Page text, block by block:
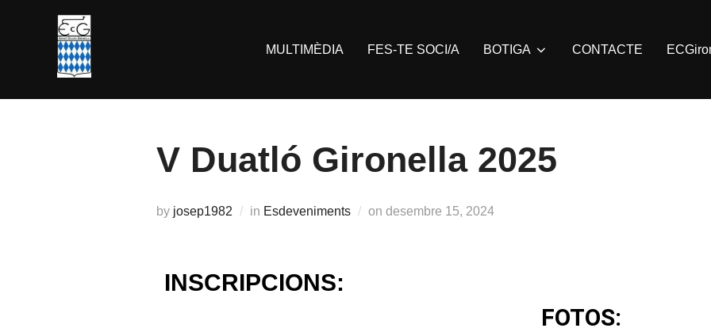
MULTIMÈDIA FES-TE SOCI/A BOTIGA CONTACTE
V Duatló Gironella 2025
by josep1982 in Esdeveniments on desembre 15, 2024
INSCRIPCIONS:
FOTOS: